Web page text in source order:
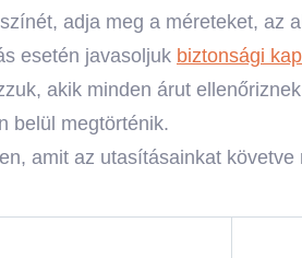
adja meg a méreteket, az
esetén javasoljuk biztonsági
akik minden árut
belül megtörténik.
amit az utasításainkat